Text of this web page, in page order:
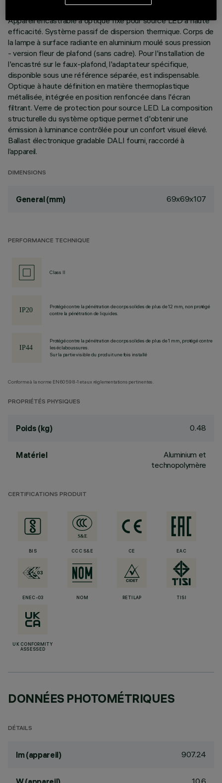
Appareil encastrable à optique fixe pour source LED à haute
efficacité. Système passif de dispersion thermique. Corps de
la lampe à surface radiante en aluminium moulé sous pression
- version fleur de plafond (sans cadre). Pour l'installation de
l'encastré sur le faux-plafond, l'adaptateur spécifique,
disponible sous une référence séparée, est indispensable.
Optique à haute définition en matière thermoplastique
métallisée, intégrée en position renfoncée dans l'écran
filtrant. Verre de protection pour source LED. La composition
structurelle du système optique permet d'obtenir une
émission à luminance contrôlée pour un confort visuel élevé.
Ballast électronique gradable DALI fourni, raccordé à
l’appareil.
DIMENSIONS
General (mm) 69x69x107
PERFORMANCE TECHNIQUE
Class II
Protégé contre la pénétration de corps solides de plus de 12 mm, non protégé
contre la pénétration de liquides.
Protégé contre la pénétration de corps solides de plus de 1 mm, protégé contre
les éclaboussures.
Sur la partie visible du produit une fois installé
Conforme à la norme EN60598-1 et aux réglementations pertinentes.
PROPRIÉTÉS PHYSIQUES
Poids (kg) 0.48
Matériel
Aluminium et
technopolymère
CERTIFICATIONS PRODUIT
BIS CCC S&E CE EAC
ENEC-03 NOM RETILAP TISI
UK CONFORMITY
ASSESSED
DONNÉES PHOTOMÉTRIQUES
DÉTAILS
lm (appareil) 907.24
10.6